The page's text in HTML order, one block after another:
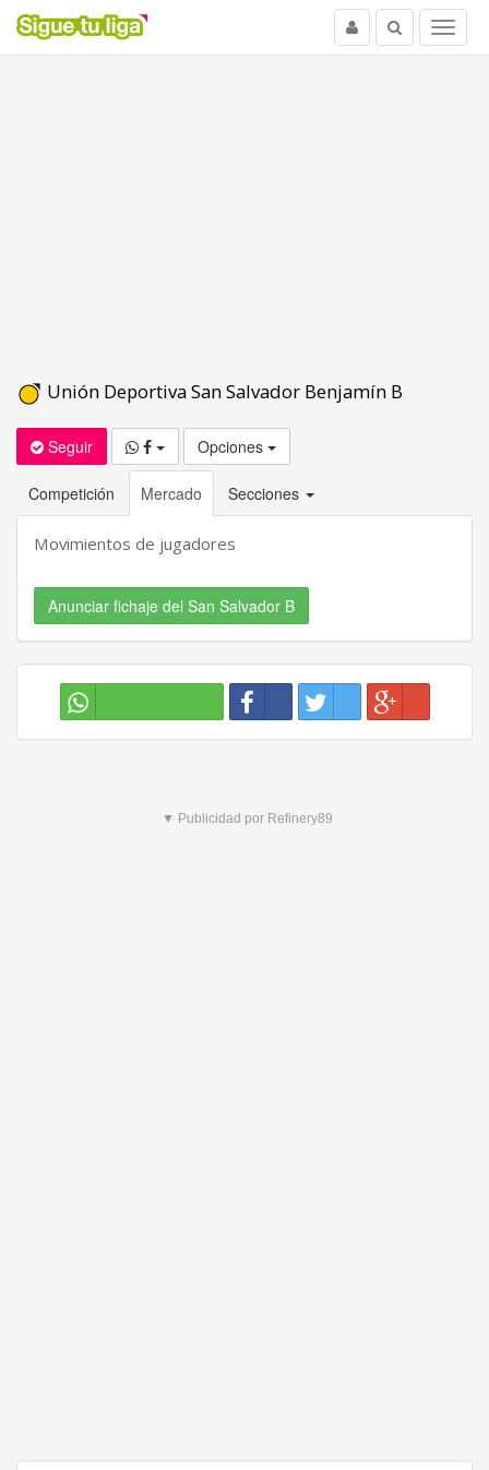
Menu
Buscar
Usuario
Unión Deportiva San Salvador Benjamín B
Seguir Opciones
Competición Mercado Secciones
Movimientos de jugadores
Anunciar fichaje del San Salvador B
▼ Publicidad por Refinery89